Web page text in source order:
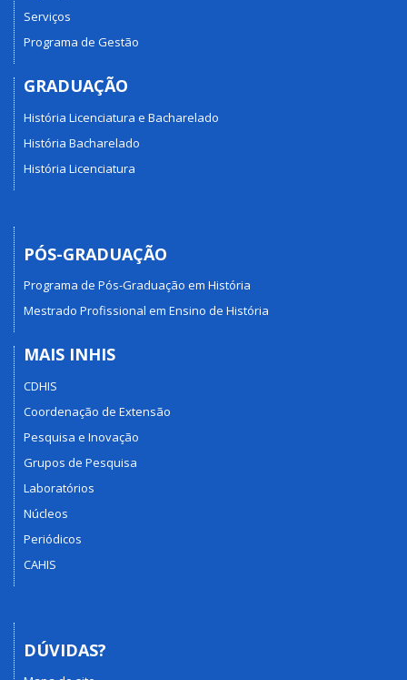
Serviços
Programa de Gestão
GRADUAÇÃO
História Licenciatura e Bacharelado
História Bacharelado
História Licenciatura
PÓS-GRADUAÇÃO
Programa de Pós-Graduação em História
Mestrado Profissional em Ensino de História
MAIS INHIS
CDHIS
Coordenação de Extensão
Pesquisa e Inovação
Grupos de Pesquisa
Laboratórios
Núcleos
Periódicos
CAHIS
DÚVIDAS?